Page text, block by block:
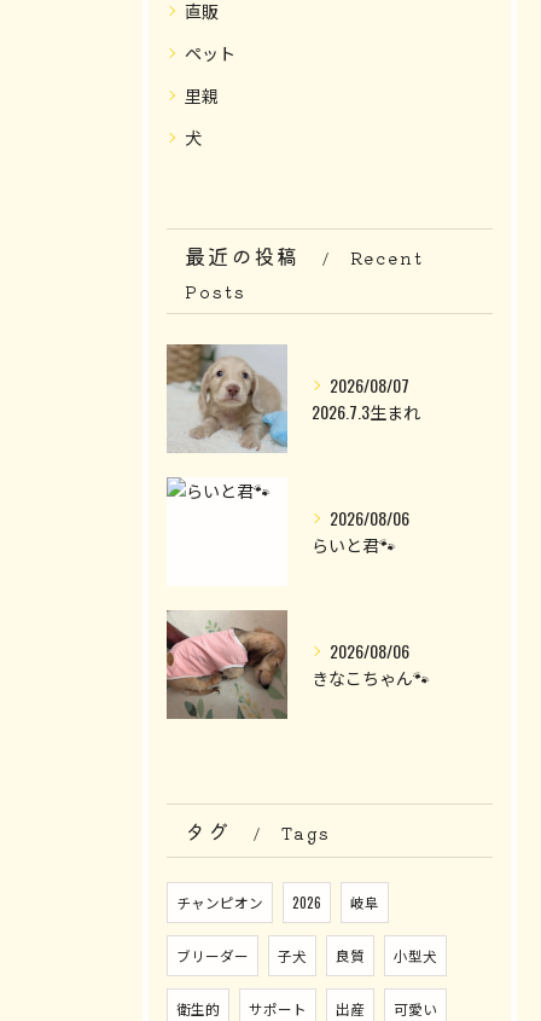
直販
ペット
里親
犬
最近の投稿
Recent
Posts
2026/08/07
2026.7.3生まれ
2026/08/06
らいと君🐾
2026/08/06
きなこちゃん🐾
タグ Tags
チャンピオン 2026 岐阜
ブリーダー 子犬 良質 小型犬
衛生的 サポート 出産 可愛い